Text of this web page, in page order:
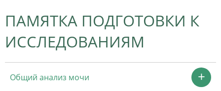
ПАМЯТКА ПОДГОТОВКИ К
ИССЛЕДОВАНИЯМ
Общий анализ мочи